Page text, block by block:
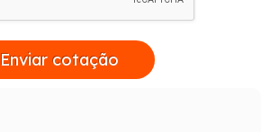
Enviar cotação